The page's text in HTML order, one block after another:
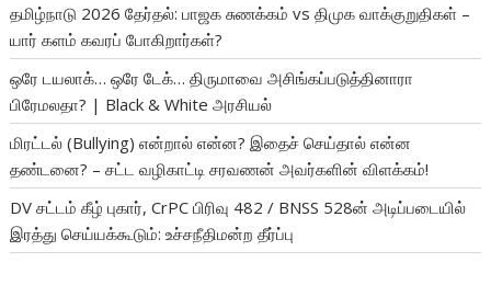
தமிழ்நாடு 2026 தேர்தல்: பாஜக சுணக்கம் vs திமுக வாக்குறுதிகள் –
யார் களம் கவரப் போகிறார்கள்?
ஒரே டயலாக்… ஒரே டேக்… திருமாவை அசிங்கப்படுத்தினாரா
பிரேமலதா? | Black & White அரசியல்
மிரட்டல் (Bullying) என்றால் என்ன? இதைச் செய்தால் என்ன
தண்டனை? – சட்ட வழிகாட்டி சரவணன் அவர்களின் விளக்கம்!
DV சட்டம் கீழ் புகார், CrPC பிரிவு 482 / BNSS 528ன் அடிப்படையில்
இரத்து செய்யக்கூடும்: உச்சநீதிமன்ற தீர்ப்பு